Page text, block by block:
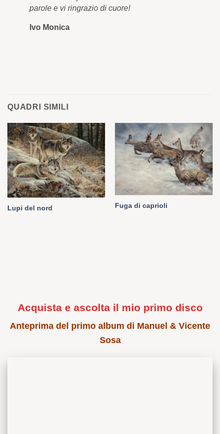
parole e vi ringrazio di cuore!
Ivo Monica
QUADRI SIMILI
Lupi del nord Fuga di caprioli
Acquista e ascolta il mio primo disco
Anteprima del primo album di Manuel & Vicente
Sosa